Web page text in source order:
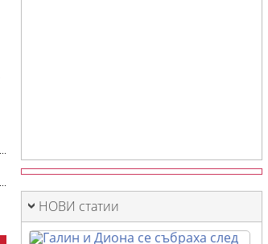
НОВИ статии